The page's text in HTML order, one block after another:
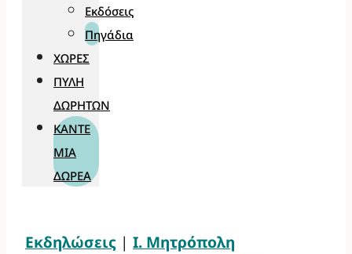
Εκδόσεις
Πηγάδια
ΧΏΡΕΣ
ΠΎΛΗ
ΔΩΡΗΤΏΝ
ΚΆΝΤΕ
ΜΊΑ
ΔΩΡΕΆ
Εκδηλώσεις | Ι. Μητρόπολη